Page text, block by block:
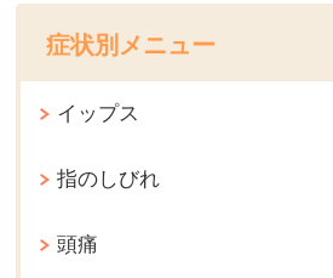
症状別メニュー
イップス
指のしびれ
頭痛